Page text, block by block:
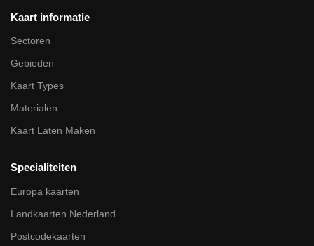
Kaart informatie
Sectoren
Gebieden
Kaart Types
Materialen
Kaart Laten Maken
Specialiteiten
Europa kaarten
Landkaarten Nederland
Postcodekaarten